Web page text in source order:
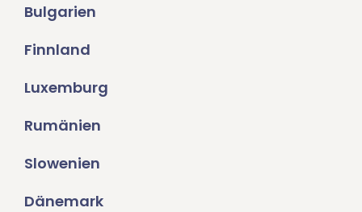
Bulgarien
Finnland
Luxemburg
Rumänien
Slowenien
Dänemark